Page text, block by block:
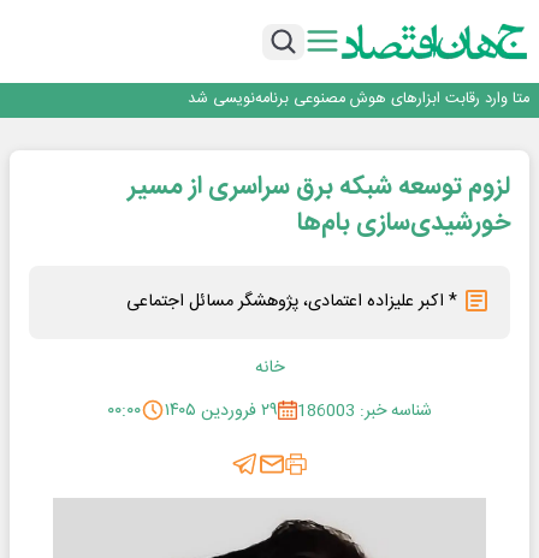
جمنای دستیار اصلی گوشی‌های اندرویدی می‌شود
متا وارد رقابت ابزارهای هوش مصنوعی برنامه‌نویسی شد
بانک تجارت، تأمین‌کننده مالی پروژه بازسازی فازهای ۴ و ۵ پارس حنوبی
جمنای دستیار اصلی گوشی‌های اندرویدی می‌شود
لزوم توسعه شبکه برق سراسری از مسیر
خورشیدی‌سازی بام‌ها
* اکبر علیزاده اعتمادی، پژوهشگر مسائل اجتماعی
خانه
شناسه خبر: 186003
۲۹ فروردین ۱۴۰۵ ۰۰:۰۰